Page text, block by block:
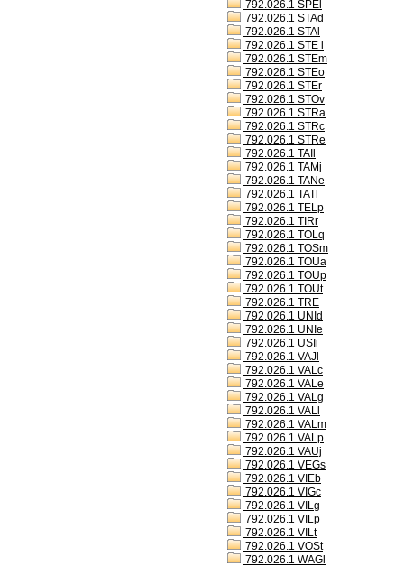
792.026.1 SPEl
792.026.1 STAd
792.026.1 STAl
792.026.1 STE i
792.026.1 STEm
792.026.1 STEo
792.026.1 STEr
792.026.1 STOv
792.026.1 STRa
792.026.1 STRc
792.026.1 STRe
792.026.1 TAIl
792.026.1 TAMj
792.026.1 TANe
792.026.1 TATl
792.026.1 TELp
792.026.1 TIRr
792.026.1 TOLq
792.026.1 TOSm
792.026.1 TOUa
792.026.1 TOUp
792.026.1 TOUt
792.026.1 TRE
792.026.1 UNId
792.026.1 UNIe
792.026.1 USIi
792.026.1 VAJl
792.026.1 VALc
792.026.1 VALe
792.026.1 VALg
792.026.1 VALl
792.026.1 VALm
792.026.1 VALp
792.026.1 VAUj
792.026.1 VEGs
792.026.1 VIEb
792.026.1 VIGc
792.026.1 VILg
792.026.1 VILp
792.026.1 VILt
792.026.1 VOSt
792.026.1 WAGl